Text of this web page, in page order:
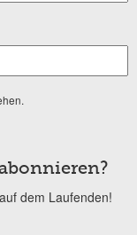
dem Laufenden!